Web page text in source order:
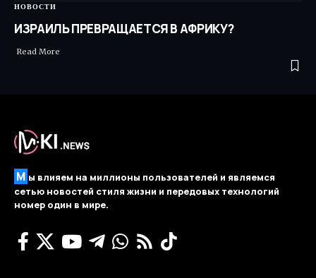
НОВОСТИ
ИЗРАИЛЬ ПРЕВРАЩАЕТСЯ В АФРИКУ?
Read More ​
М ы влияем на миллионы пользователей и являемся
сетью новостей стиля жизни и передовых технологий
номер один в мире.